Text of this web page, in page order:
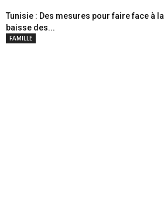
Tunisie : Des mesures pour faire face à la
baisse des...
FAMILLE